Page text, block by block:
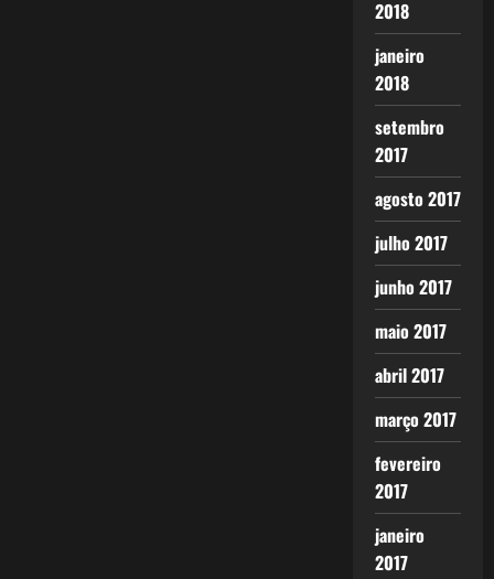
2018
janeiro
2018
setembro
2017
agosto 2017
julho 2017
junho 2017
maio 2017
abril 2017
março 2017
fevereiro
2017
janeiro
2017